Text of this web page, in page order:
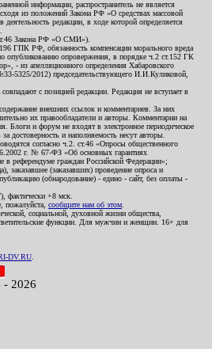
информации, распространитель не является
из положений Закона РФ «О средствах массовой
редакции, в ходе которой определяется
Закона РФ «О СМИ»).
ГПК РФ, обязанность компенсации морального вреда
опубликованию опровержения, в порядке ч.2 ст.152 ГК
- из апелляционного определения Хабаровского
5325/2012) председательствующего И.И.Куликовой,
с позицией редакции. Редакция не вступает в
содержание внешних ссылок и комментариев. За них
их правообладатели и авторы. Комментарии на
Блоги и форум не входят в электронное периодическое
достоверность и наполняемость несут авторы.
согласно ч.2. ст.46 «Опросы общественного
г. № 67-ФЗ «Об основных гарантиях
в референдуме граждан Российской Федерации»;
заказавшее (заказавших) проведение опроса и
(обнародование) - едино - сайт, без оплаты -
фактически +8 мск.
пожалуйста, сообщите нам об этом
социальной, духовной жизни общества,
функции. Для мужчин и женщин. 16+ для
DV.RU
2026